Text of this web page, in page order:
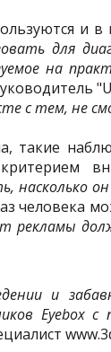
и в
для
на
с тем, не
такие
насколько
человека
рекламы
и
Eyebox